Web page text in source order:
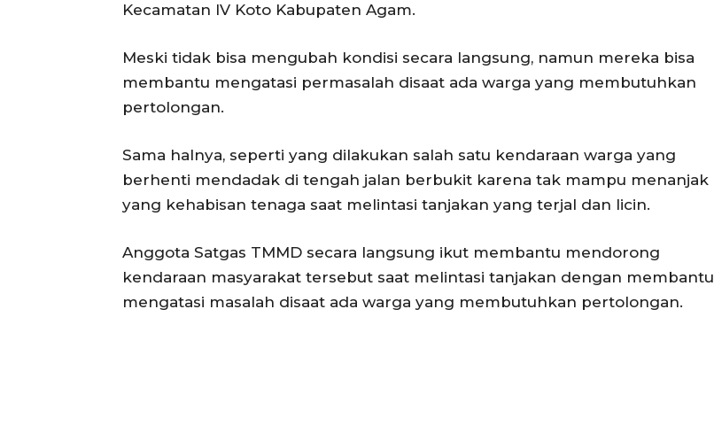
Kecamatan lV Koto Kabupaten Agam.
Meski tidak bisa mengubah kondisi secara langsung, namun mereka bisa
membantu mengatasi permasalah disaat ada warga yang membutuhkan
pertolongan.
Sama halnya, seperti yang dilakukan salah satu kendaraan warga yang
berhenti mendadak di tengah jalan berbukit karena tak mampu menanjak
yang kehabisan tenaga saat melintasi tanjakan yang terjal dan licin.
Anggota Satgas TMMD secara langsung ikut membantu mendorong
kendaraan masyarakat tersebut saat melintasi tanjakan dengan membantu
mengatasi masalah disaat ada warga yang membutuhkan pertolongan.